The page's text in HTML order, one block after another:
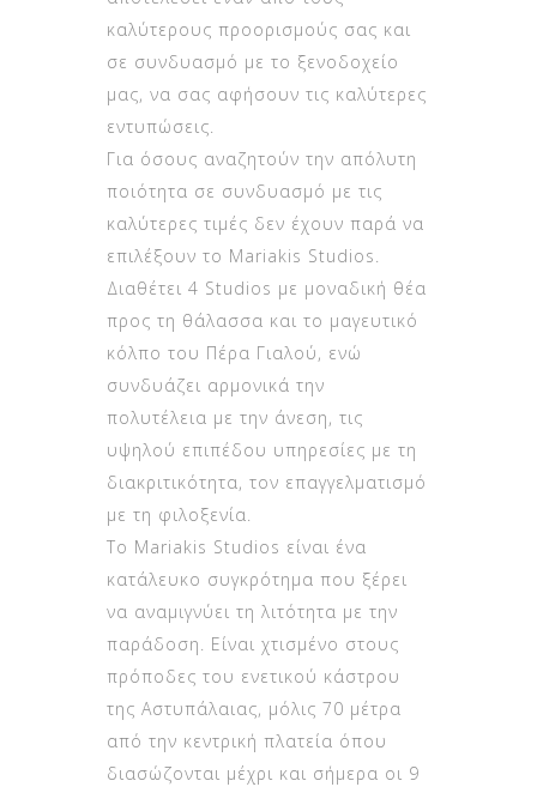
καλύτερους προορισμούς σας και
σε συνδυασμό με το ξενοδοχείο
μας, να σας αφήσουν τις καλύτερες
εντυπώσεις.
Για όσους αναζητούν την απόλυτη
ποιότητα σε συνδυασμό με τις
καλύτερες τιμές δεν έχουν παρά να
επιλέξουν το Mariakis Studios.
Διαθέτει 4 Studios με μοναδική θέα
προς τη θάλασσα και το μαγευτικό
κόλπο του Πέρα Γιαλού, ενώ
συνδυάζει αρμονικά την
πολυτέλεια με την άνεση, τις
υψηλού επιπέδου υπηρεσίες με τη
διακριτικότητα, τον επαγγελματισμό
με τη φιλοξενία.
Το Mariakis Studios είναι ένα
κατάλευκο συγκρότημα που ξέρει
να αναμιγνύει τη λιτότητα με την
παράδοση. Είναι χτισμένο στους
πρόποδες του ενετικού κάστρου
της Αστυπάλαιας, μόλις 70 μέτρα
από την κεντρική πλατεία όπου
διασώζονται μέχρι και σήμερα οι 9